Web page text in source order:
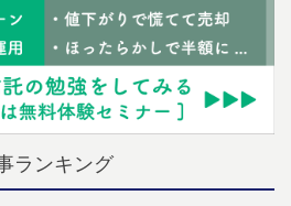
ランキング